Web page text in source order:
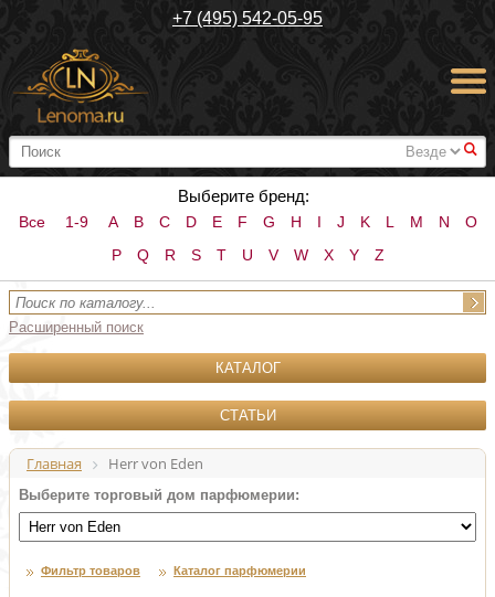
+7 (495) 542-05-95
#
Выберите бренд:
Все 1-9 A B C D E F G H I J K L M N
O
P
Q R S T U V W X Y Z
Расширенный поиск
КАТАЛОГ
СТАТЬИ
Главная Herr von Eden
Выберите торговый дом парфюмерии:
Фильтр товаров Каталог парфюмерии